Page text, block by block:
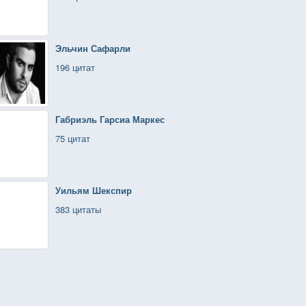
Эльчин Сафарли
196 цитат
Габриэль Гарсиа Маркес
75 цитат
Уильям Шекспир
383 цитаты